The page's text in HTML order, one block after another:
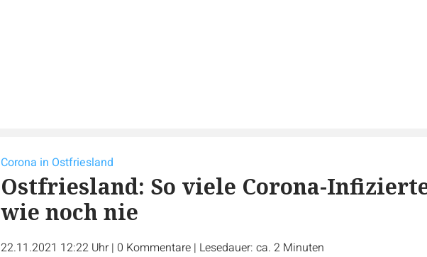
Corona in Ostfriesland
Ostfriesland: So viele Corona-
wie noch nie
22.11.2021 12:22 Uhr | 0 Kommentare | Lesedauer: ca. 2 Minuten